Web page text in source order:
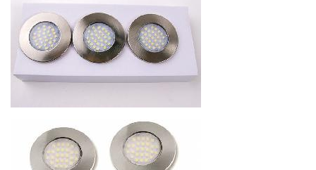
КОМПЛЕКТ КРУГЛЫХ СВЕТОДИОДНЫХ СВЕТИЛЬНИКОВ
LUGO, ХОЛОДНЫЙ БЕЛЫЙ 220-240V, 3Х1,8W, IP20
Распродажа 30%
КОМПЛЕКТ КРУГЛЫХ СВЕТОДИОДНЫХ СВЕТИЛЬНИКОВ,
230V, 3Х1,5W
Распродажа 30%